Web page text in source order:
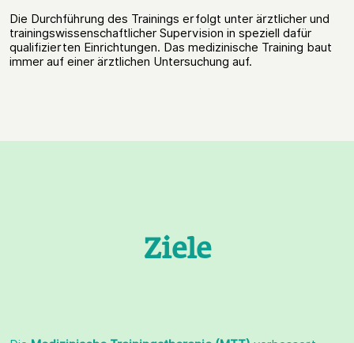
Die Durchführung des Trainings erfolgt unter ärztlicher und
trainingswissenschaftlicher Supervision in speziell dafür
qualifizierten Einrichtungen. Das medizinische Training baut
immer auf einer ärztlichen Untersuchung auf.
Ziele